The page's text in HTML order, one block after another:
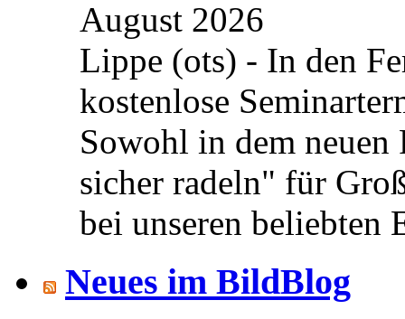
August 2026
Lippe (ots) - In den
kostenlose
Sowohl in dem neuen
sicher radeln" für
bei unseren beliebten
Neues im BildBlog